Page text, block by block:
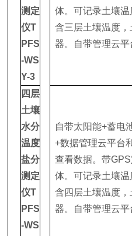
测定
仪T
PFS
-WS
Y-3
体。可记录土壤温
含三层土壤温度
器。自带管理云平
四层
土壤
水分
温度
盐分
测定
仪T
PFS
-WS
自带太阳能+蓄电
+数据管理云平台
查看数据。带
体。可记录土壤温
含四层土壤温度
器。自带管理云平